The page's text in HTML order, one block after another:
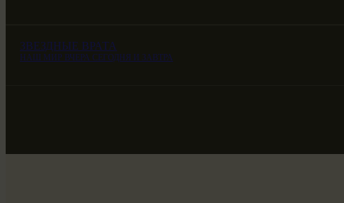
ЗВЕЗДНЫЕ ВРАТА
НАШ МИР ВЧЕРА СЕГОДНЯ И ЗАВТРА